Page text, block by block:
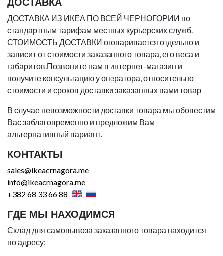
ДОСТАВКА
ДОСТАВКА ИЗ ИКЕА ПО ВСЕЙ ЧЕРНОГОРИИ по
стандартным тарифам местных курьерских служб.
СТОИМОСТЬ ДОСТАВКИ оговаривается отдельно и
зависит от стоимости заказанного товара, его веса и
габаритов.Позвоните нам в интернет-магазин и
получите консультацию у оператора, относительно
стоимости и сроков доставки заказанных вами товар
В случае невозможности доставки товара мы обовестим
Вас заблаговременно и предложим Вам
альтернативный вариант.
КОНТАКТЫ
sales@ikeacrnagora.me
info@ikeacrnagora.me
+382 68 33 66 88
ГДЕ МЫ НАХОДИМСЯ
Склад для самовывоза заказанного товара находится
по адресу: